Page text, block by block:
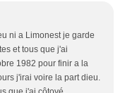
ni a Limonest je garde
et tous que j'ai
1982 pour finir a la
j'irai voire la part dieu.